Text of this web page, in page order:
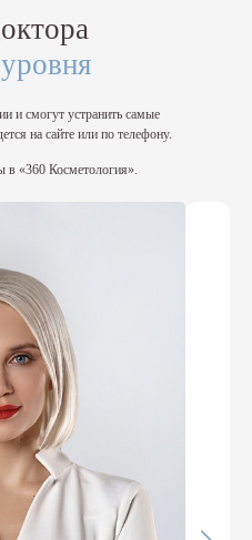
и смогут устранить самые
на сайте или по телефону.
в «360 Косметология».